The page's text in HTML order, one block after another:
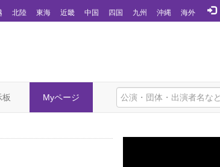
北陸 東海 近畿 中国 四国 九州 沖縄 海外
板 Myページ